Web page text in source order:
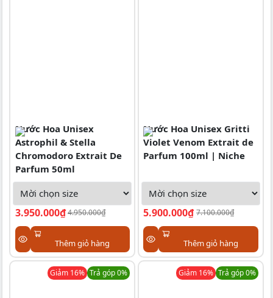
Nước Hoa Unisex
Astrophil & Stella
Chromodoro Extrait De
Parfum 50ml
3.950.000₫ 4.950.000₫
Thêm giỏ hàng
Nước Hoa Unisex Gritti
Violet Venom Extrait de
Parfum 100ml | Niche
5.900.000₫ 7.100.000₫
Thêm giỏ hàng
Giảm 16% Trả góp 0% Giảm 16% Trả góp 0%